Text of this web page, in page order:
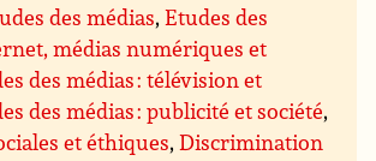
des médias,Etudes des
médias numériques et
des médias : télévision et
des médias : publicité et société,
et éthiques,Discrimination